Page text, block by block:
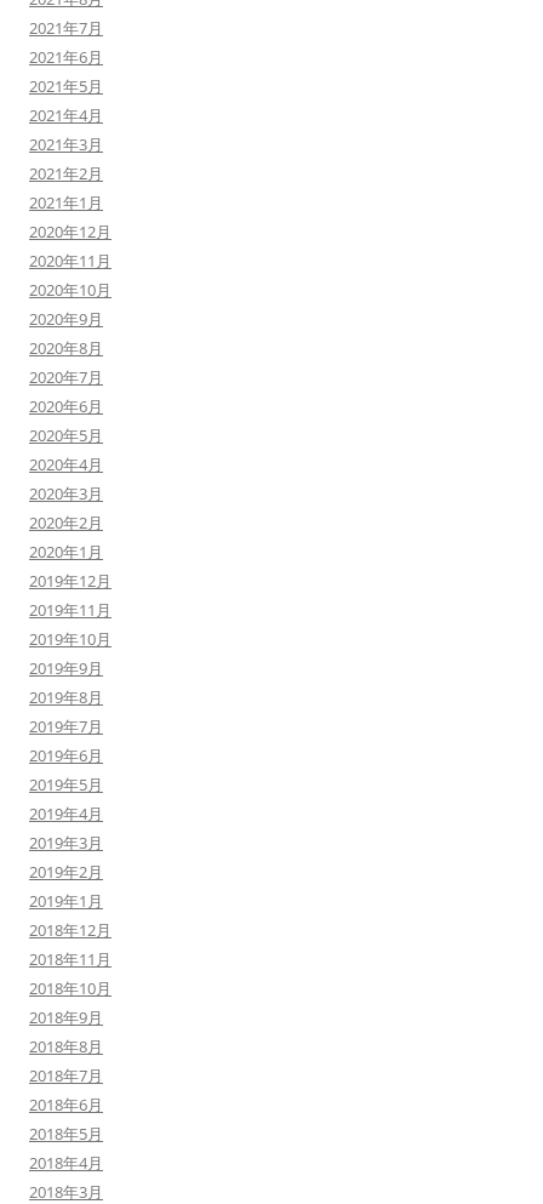
2021年7月
2021年6月
2021年5月
2021年4月
2021年3月
2021年2月
2021年1月
2020年12月
2020年11月
2020年10月
2020年9月
2020年8月
2020年7月
2020年6月
2020年5月
2020年4月
2020年3月
2020年2月
2020年1月
2019年12月
2019年11月
2019年10月
2019年9月
2019年8月
2019年7月
2019年6月
2019年5月
2019年4月
2019年3月
2019年2月
2019年1月
2018年12月
2018年11月
2018年10月
2018年9月
2018年8月
2018年7月
2018年6月
2018年5月
2018年4月
2018年3月